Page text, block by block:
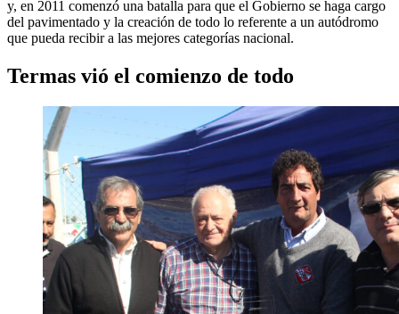
y, en 2011 comenzó una batalla para que el Gobierno se haga cargo
del pavimentado y la creación de todo lo referente a un autódromo
que pueda recibir a las mejores categorías nacional.
Termas vió el comienzo de todo